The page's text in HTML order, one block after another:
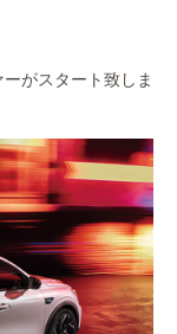
がスタート致しま